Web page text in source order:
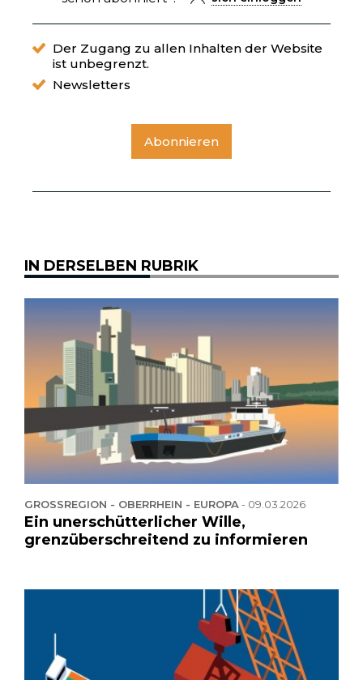
Der Zugang zu allen Inhalten der Website
ist unbegrenzt.
Newsletters
Abonnieren
IN DERSELBEN RUBRIK
GROSSREGION - OBERRHEIN - EUROPA - 09.03.2026
Ein unerschütterlicher Wille,
grenzüberschreitend zu informieren